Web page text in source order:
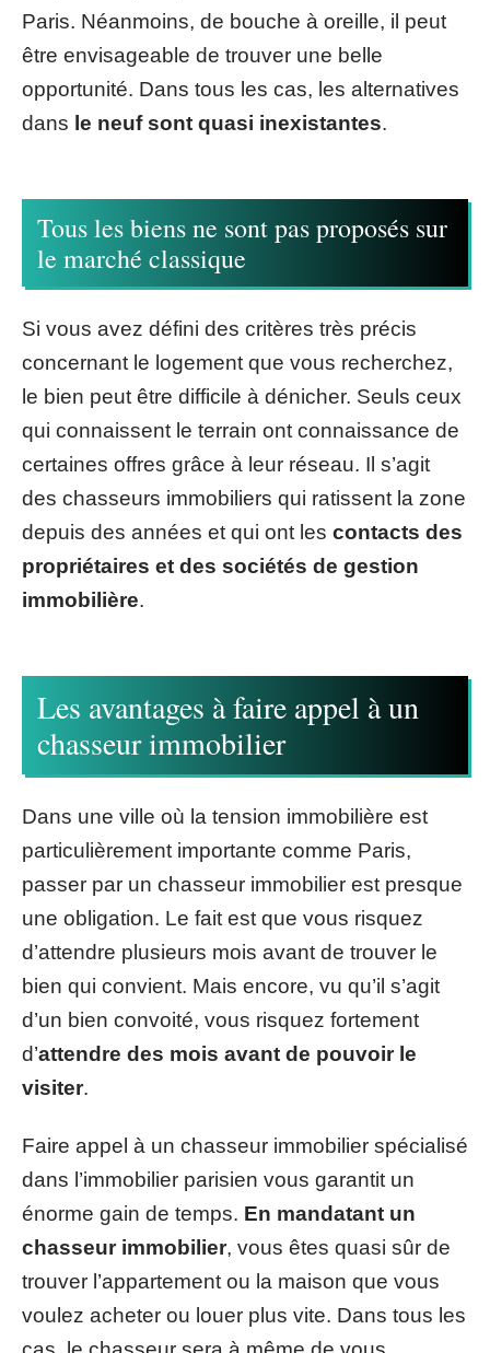
Paris. Néanmoins, de bouche à oreille, il peut
être envisageable de trouver une belle
opportunité. Dans tous les cas, les alternatives
dans le neuf sont quasi inexistantes.
Tous les biens ne sont pas proposés sur
le marché classique
Si vous avez défini des critères très précis
concernant le logement que vous recherchez,
le bien peut être difficile à dénicher. Seuls ceux
qui connaissent le terrain ont connaissance de
certaines offres grâce à leur réseau. Il s’agit
des chasseurs immobiliers qui ratissent la zone
depuis des années et qui ont les contacts des
propriétaires et des sociétés de gestion
immobilière.
Les avantages à faire appel à un
chasseur immobilier
Dans une ville où la tension immobilière est
particulièrement importante comme Paris,
passer par un chasseur immobilier est presque
une obligation. Le fait est que vous risquez
d’attendre plusieurs mois avant de trouver le
bien qui convient. Mais encore, vu qu’il s’agit
d’un bien convoité, vous risquez fortement
d’attendre des mois avant de pouvoir le
visiter.
Faire appel à un chasseur immobilier spécialisé
dans l’immobilier parisien vous garantit un
énorme gain de temps. En mandatant un
chasseur immobilier, vous êtes quasi sûr de
trouver l’appartement ou la maison que vous
voulez acheter ou louer plus vite. Dans tous les